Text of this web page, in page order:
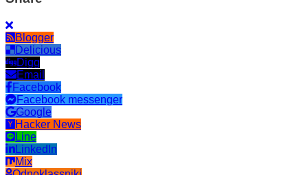
Blogger
Delicious
Digg
Email
Facebook
Facebook messenger
Google
Hacker News
Line
LinkedIn
Mix